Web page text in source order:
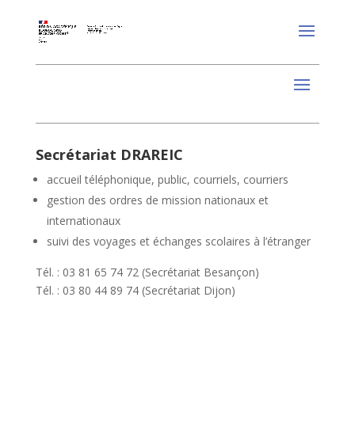
Secrétariat DRAREIC
accueil téléphonique, public, courriels, courriers
gestion des ordres de mission nationaux et
internationaux
suivi des voyages et échanges scolaires à l’étranger
Tél. : 03 81 65 74 72 (Secrétariat Besançon)
Tél. : 03 80 44 89 74 (Secrétariat Dijon)